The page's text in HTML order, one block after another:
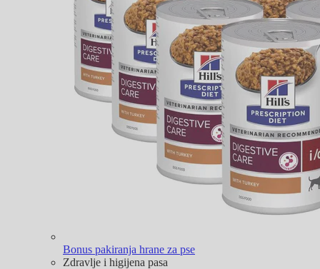
Bonus pakiranja hrane za pse
Zdravlje i higijena pasa